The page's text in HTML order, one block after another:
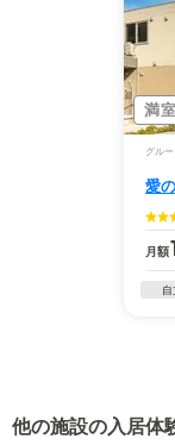
満室
グル
愛
月額
自
他の施設の入居体